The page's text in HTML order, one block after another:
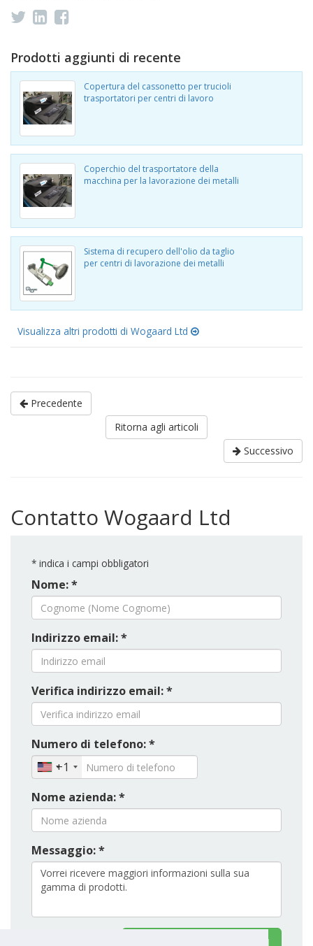
Prodotti aggiunti di recente
Copertura del cassonetto per trucioli
trasportatori per centri di lavoro
Coperchio del trasportatore della
macchina per la lavorazione dei metalli
Sistema di recupero dell'olio da taglio
per centri di lavorazione dei metalli
Visualizza altri prodotti di Wogaard Ltd
Precedente
Ritorna agli articoli
Successivo
Contatto Wogaard Ltd
* indica i campi obbligatori
Nome: *
Indirizzo email: *
Verifica indirizzo email: *
Numero di telefono: *
+1
Nome azienda: *
Messaggio: *